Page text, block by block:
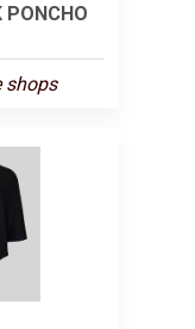
PONCHO
shops